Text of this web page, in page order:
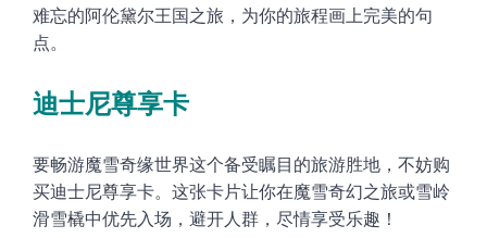
难忘的阿伦黛尔王国之旅，为你的旅程画上完美的句
点。
迪士尼尊享卡
要畅游魔雪奇缘世界这个备受瞩目的旅游胜地，不妨购
买迪士尼尊享卡。这张卡片让你在魔雪奇幻之旅或雪岭
滑雪橇中优先入场，避开人群，尽情享受乐趣！